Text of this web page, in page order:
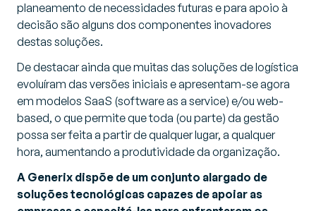
planeamento de necessidades futuras e para apoio à
decisão são alguns dos componentes inovadores
destas soluções.
De destacar ainda que muitas das soluções de logística
evoluíram das versões iniciais e apresentam-se agora
em modelos SaaS (software as a service) e/ou web-
based, o que permite que toda (ou parte) da gestão
possa ser feita a partir de qualquer lugar, a qualquer
hora, aumentando a produtividade da organização.
A Generix dispõe de um conjunto alargado de
soluções tecnológicas capazes de apoiar as